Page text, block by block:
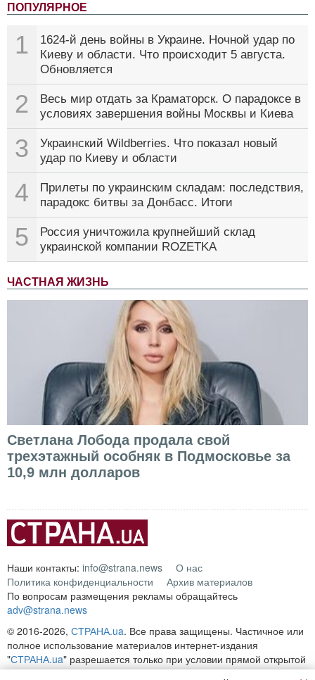
ПОПУЛЯРНОЕ
1
1624-й день войны в Украине. Ночной удар по
Киеву и области. Что происходит 5 августа.
Обновляется
2
Весь мир отдать за Краматорск. О парадоксе в
условиях завершения войны Москвы и Киева
3
Украинский Wildberries. Что показал новый
удар по Киеву и области
4
Прилеты по украинским складам: последствия,
парадокс битвы за Донбасс. Итоги
5
Россия уничтожила крупнейший склад
украинской компании ROZETKA
ЧАСТНАЯ ЖИЗНЬ
Светлана Лобода продала свой
трехэтажный особняк в Подмосковье за
10,9 млн долларов
Наши контакты: info@strana.news
О нас
Политика конфиденциальности
Архив материалов
По вопросам размещения рекламы обращайтесь
adv@strana.news
© 2016-2026, СТРАНА.ua. Все права защищены. Частичное или
полное использование материалов интернет-издания
"СТРАНА.ua" разрешается только при условии прямой открытой
для поисковых систем гиперссылки на непосредственный адрес